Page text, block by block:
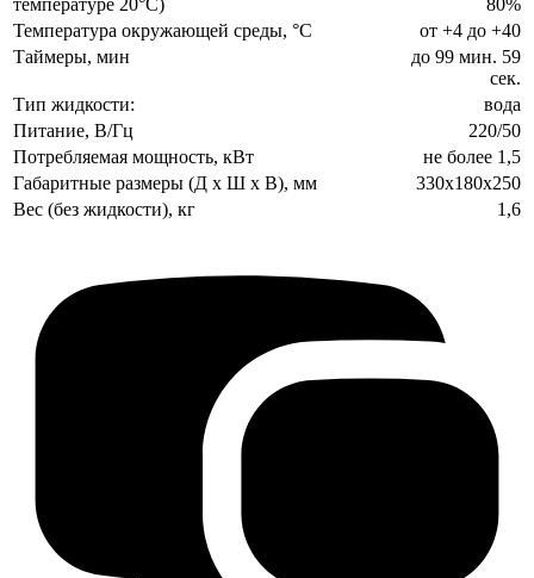
Температура окружающей среды, °С
от +4 до +40
Таймеры, мин
до 99 мин. 59
сек.
Тип жидкости:
вода
Питание, В/Гц
220/50
Потребляемая мощность, кВт
не более 1,5
Габаритные размеры (Д х Ш х В), мм
330х180х250
Вес (без жидкости), кг
1,6